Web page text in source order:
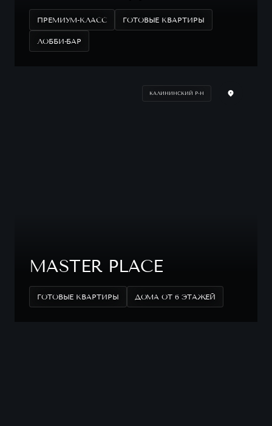
ПРЕМИУМ-КЛАСС ГОТОВЫЕ КВАРТИРЫ
ЛОББИ-БАР
КАЛИНИНСКИЙ Р-Н
MASTER PLACE
ГОТОВЫЕ КВАРТИРЫ ДОМА ОТ 6 ЭТАЖЕЙ